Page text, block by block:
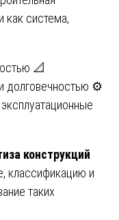
как система,
📐
долговечностью ⚙️
конструкций
классификацию и
таких